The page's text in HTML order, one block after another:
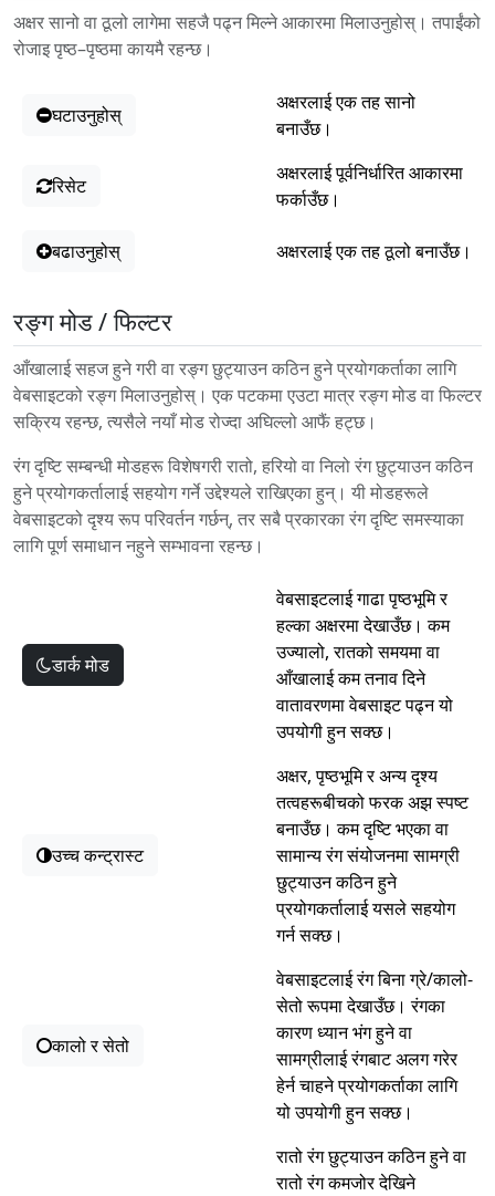
अक्षर सानो वा ठूलो लागेमा सहजै पढ्न मिल्ने आकारमा मिलाउनुहोस्। तपाईंको
रोजाइ पृष्ठ–पृष्ठमा कायमै रहन्छ।
घटाउनुहोस्
अक्षरलाई एक तह सानो
बनाउँछ।
रिसेट
अक्षरलाई पूर्वनिर्धारित आकारमा
फर्काउँछ।
बढाउनुहोस् अक्षरलाई एक तह ठूलो बनाउँछ।
रङ्ग मोड / फिल्टर
आँखालाई सहज हुने गरी वा रङ्ग छुट्याउन कठिन हुने प्रयोगकर्ताका लागि
वेबसाइटको रङ्ग मिलाउनुहोस्। एक पटकमा एउटा मात्र रङ्ग मोड वा फिल्टर
सक्रिय रहन्छ, त्यसैले नयाँ मोड रोज्दा अघिल्लो आफैं हट्छ।
रंग दृष्टि सम्बन्धी मोडहरू विशेषगरी रातो, हरियो वा निलो रंग छुट्याउन कठिन
हुने प्रयोगकर्तालाई सहयोग गर्ने उद्देश्यले राखिएका हुन्। यी मोडहरूले
वेबसाइटको दृश्य रूप परिवर्तन गर्छन्, तर सबै प्रकारका रंग दृष्टि समस्याका
लागि पूर्ण समाधान नहुने सम्भावना रहन्छ।
डार्क मोड
वेबसाइटलाई गाढा पृष्ठभूमि र
हल्का अक्षरमा देखाउँछ। कम
उज्यालो, रातको समयमा वा
आँखालाई कम तनाव दिने
वातावरणमा वेबसाइट पढ्न यो
उपयोगी हुन सक्छ।
उच्च कन्ट्रास्ट
अक्षर, पृष्ठभूमि र अन्य दृश्य
तत्वहरूबीचको फरक अझ स्पष्ट
बनाउँछ। कम दृष्टि भएका वा
सामान्य रंग संयोजनमा सामग्री
छुट्याउन कठिन हुने
प्रयोगकर्तालाई यसले सहयोग
गर्न सक्छ।
कालो र सेतो
वेबसाइटलाई रंग बिना ग्रे/कालो-
सेतो रूपमा देखाउँछ। रंगका
कारण ध्यान भंग हुने वा
सामग्रीलाई रंगबाट अलग गरेर
हेर्न चाहने प्रयोगकर्ताका लागि
यो उपयोगी हुन सक्छ।
रातो रंग छुट्याउन कठिन हुने वा
रातो रंग कमजोर देखिने